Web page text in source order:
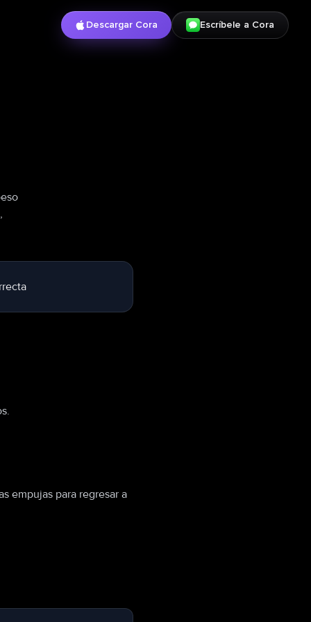
Descargar Cora Escríbele a Cora
empujas para regresar a